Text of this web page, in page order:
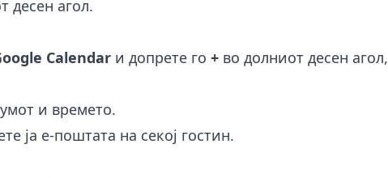
десен агол.
Calendar и допрете го + во долниот десен агол,
и времето.
ја е-поштата на секој гостин.